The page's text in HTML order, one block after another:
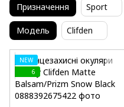
Призначення Sport
Модель Clifden
NEW
6